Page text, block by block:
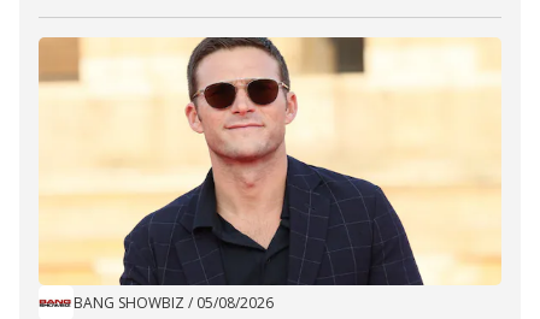
BANG SHOWBIZ / 05/08/2026